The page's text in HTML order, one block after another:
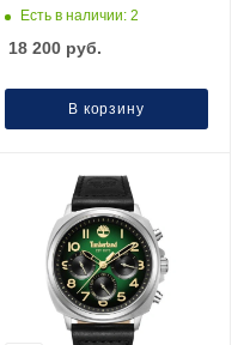
Есть в наличии: 2
18 200руб.
В корзину